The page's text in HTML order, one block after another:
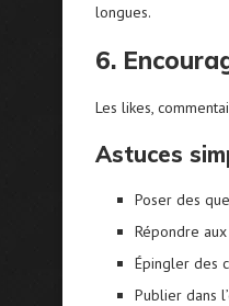
longues.
6.
Les likes,
Astuces
Poser des
Répondre
Épingler des
Publier dans